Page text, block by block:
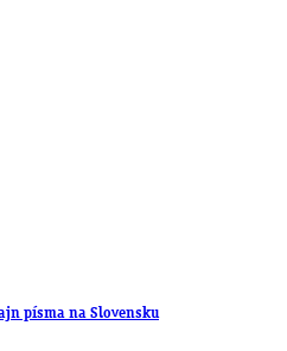
písma na Slovensku